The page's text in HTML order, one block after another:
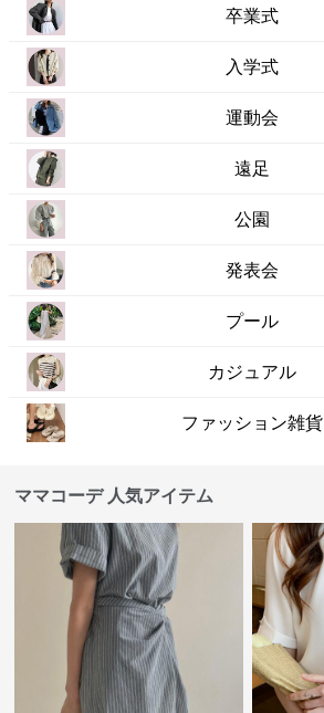
卒業式
入学式
運動会
遠足
公園
発表会
プール
カジュアル
ファッション雑貨
ママコーデ 人気アイテム